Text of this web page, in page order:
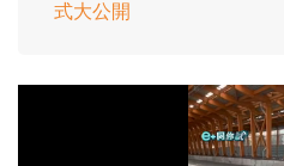
式大公開